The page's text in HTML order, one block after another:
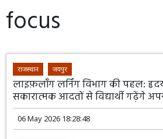
focus
राजस्थान जयपुर
लाइफ़लॉंग लर्निंग विभाग की पहल:
सकारात्मक आदतों से विद्यार्थी गढ़ेंगे
06 May 2026 18:28:48